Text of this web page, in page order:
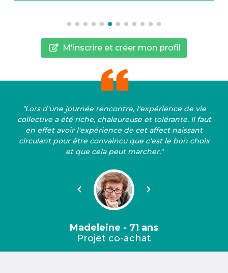
M'inscrire et créer mon profil
"Lors d'une journée rencontre, l'expérience de vie
collective a été riche, chaleureuse et tolérante. Il faut
en effet avoir l'expérience de cet affect naissant
circulant pour être convaincu que c'est le bon choix
et que cela peut marcher."
Précédent Suivant
Madeleine - 71 ans
Projet co-achat